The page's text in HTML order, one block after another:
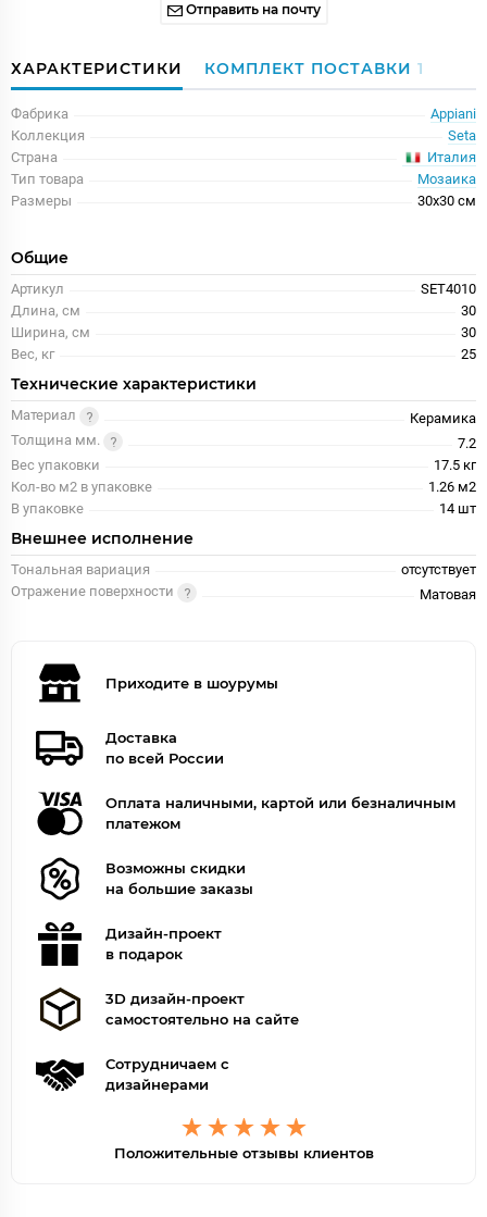
Отправить на почту
ХАРАКТЕРИСТИКИ КОМПЛЕКТ ПОСТАВКИ 1
Фабрика
Appiani
Коллекция
Seta
Страна
Италия
Тип товара
Мозаика
Размеры
30x30 см
Общие
Артикул
SET4010
Длина, см
30
Ширина, см
30
Вес, кг
25
Технические характеристики
Материал
Керамика
Толщина мм.
7.2
Вес упаковки
17.5 кг
Кол-во м2 в упаковке
1.26 м2
В упаковке
14 шт
Внешнее исполнение
Тональная вариация
отсутствует
Отражение поверхности
Матовая
Приходите в шоурумы
Доставка
по всей России
Оплата наличными, картой или безналичным
платежом
Возможны скидки
на большие заказы
Дизайн-проект
в подарок
3D дизайн-проект
самостоятельно на сайте
Сотрудничаем с
дизайнерами
Положительные отзывы клиентов